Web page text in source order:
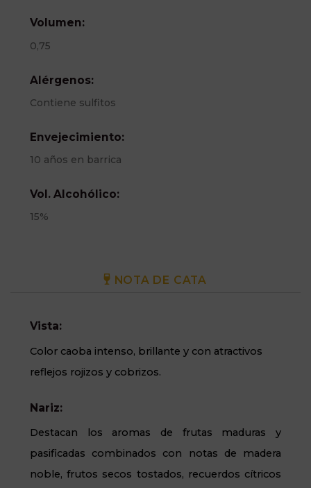
Volumen:
0,75
Alérgenos:
Contiene sulfitos
Envejecimiento:
10 años en barrica
Vol. Alcohólico:
15%
NOTA DE CATA
Vista:
Color caoba intenso, brillante y con atractivos
reflejos rojizos y cobrizos.
Nariz:
Destacan los aromas de frutas maduras y
pasificadas combinados con notas de madera
noble, frutos secos tostados, recuerdos cítricos